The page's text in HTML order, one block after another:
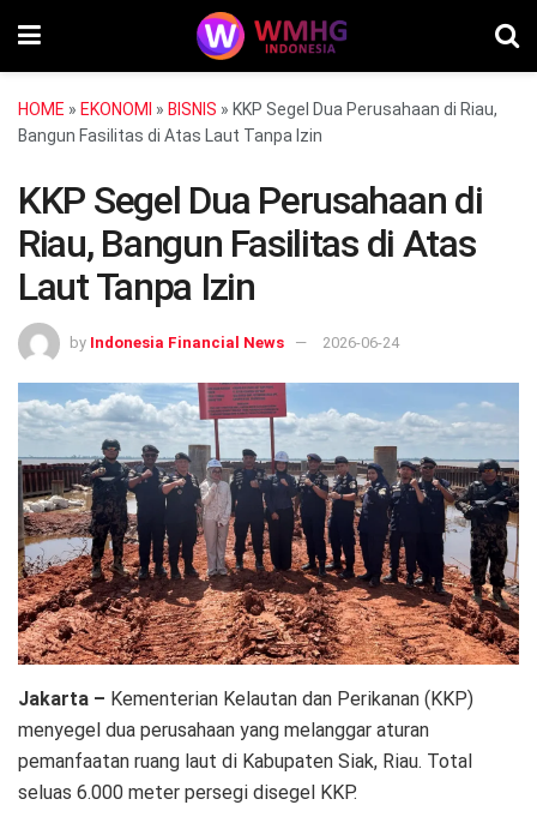
HOME » EKONOMI » BISNIS » KKP Segel Dua Perusahaan di Riau,
Bangun Fasilitas di Atas Laut Tanpa Izin
KKP Segel Dua Perusahaan di
Riau, Bangun Fasilitas di Atas
Laut Tanpa Izin
by Indonesia Financial News 2026-06-24
Jakarta – Kementerian Kelautan dan Perikanan (KKP)
menyegel dua perusahaan yang melanggar aturan
pemanfaatan ruang laut di Kabupaten Siak, Riau. Total
seluas 6.000 meter persegi disegel KKP.